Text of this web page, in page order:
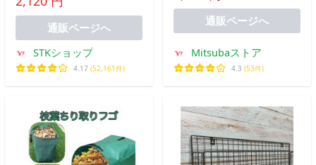
屋内屋外 装飾 パーティー
夏 旅行 写真 小物入れ
通販ページへ
STKショップ
4.17 (52,161件)
イドテーブル 飾り棚 花台
ミニテーブル アルコール
通販ページへ
Mitsubaストア
4.3 (53件)